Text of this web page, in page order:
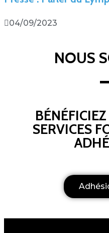
04/09/2023
NOUS
SERVICES